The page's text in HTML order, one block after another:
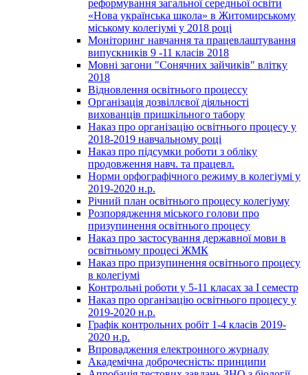
реформування загальної середньої освіти
«Нова українська школа» в Житомирському
міському колегіумі у 2018 році
Моніторинг навчання та працевлаштування
випускників 9 -11 класів 2018
Мовні загони "Сонячних зайчиків" влітку
2018
Відновлення освітнього процессу
Організація дозвіллєвої діяльності
вихованців пришкільного табору
Наказ про організацію освітнього процесу у
2018-2019 навчальному році
Наказ про підсумки роботи з обліку
продовження навч. та працевл.
Норми орфографічного режиму в колегіумі у
2019-2020 н.р.
Річний план освітнього процесу колегіуму
Розпорядження міського голови про
призупинення освітнього процесу
Наказ про застосування державної мови в
освітньому процесі ЖМК
Наказ про призупинення освітнього процесу
в колегіумі
Контрольні роботи у 5-11 класах за І семестр
Наказ про організацію освітнього процесу у
2019-2020 н.р.
Графік контрольних робіт 1-4 класів 2019-
2020 н.р.
Впровадження електронного журналу
Академічна доброчесність: принципи